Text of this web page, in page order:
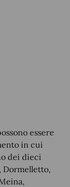
essere
in cui
dei dieci
Dormelletto,